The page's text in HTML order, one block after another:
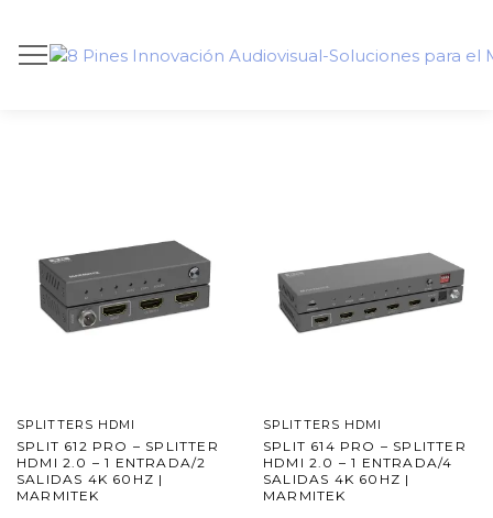
SPLITTERS HDMI
SPLIT 612 PRO – SPLITTER
HDMI 2.0 – 1 ENTRADA/2
SALIDAS 4K 60HZ |
MARMITEK
SPLITTERS HDMI
SPLIT 614 PRO – SPLITTER
HDMI 2.0 – 1 ENTRADA/4
SALIDAS 4K 60HZ |
MARMITEK